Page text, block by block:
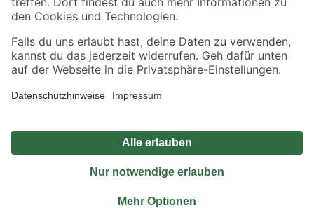
Alle Preisangaben in EUR inkl. gesetzl. MwSt.. Die dargestellten Angebote sind unter
Umständen nicht in allen Märkten verfügbar. Die angegebenen Verfügbarkeiten beziehen
Produkte nur solange der Vorrat reicht.
*Paketversand ab 59 € versandkostenfrei, gilt nicht für Artikel mit Speditionsversand, hier
Privatsphäre Impressum
Nutzungsbedingungen
Widerrufsrecht
Vertrag widerrufen
© 2026 toom Baumarkt GmbH